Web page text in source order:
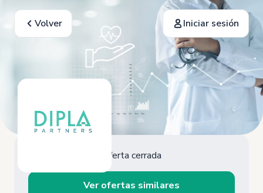
Volver Iniciar sesión
Oferta cerrada
Ver ofertas similares